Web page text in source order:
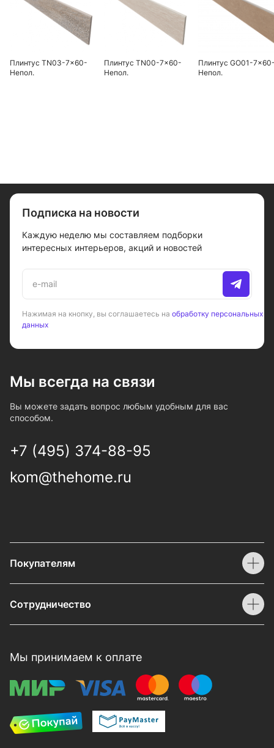
Плинтус TN03-7x60-
Непол.
Плинтус TN00-7x60-
Непол.
Плинтус GO01-
Непол.
Подписка на новости
Каждую неделю мы составляем подборки
интересных интерьеров, акций и новостей
Нажимая на кнопку, вы соглашаетесь на обработку персональных
данных
Мы всегда на связи
Вы можете задать вопрос любым удобным для вас
способом.
+7 (495) 374-88-95
kom@thehome.ru
Покупателям
Сотрудничество
Мы принимаем к оплате